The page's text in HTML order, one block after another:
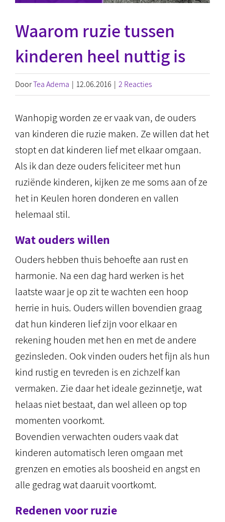
Waarom ruzie tussen
kinderen heel nuttig is
DoorTea Adema | 12.06.2016 | 2 Reacties
Wanhopig worden ze er vaak van, de ouders
van kinderen die ruzie maken. Ze willen dat het
stopt en dat kinderen lief met elkaar omgaan.
Als ik dan deze ouders feliciteer met hun
ruziënde kinderen, kijken ze me soms aan of ze
het in Keulen horen donderen en vallen
helemaal stil.
Wat ouders willen
Ouders hebben thuis behoefte aan rust en
harmonie. Na een dag hard werken is het
laatste waar je op zit te wachten een hoop
herrie in huis. Ouders willen bovendien graag
dat hun kinderen lief zijn voor elkaar en
rekening houden met hen en met de andere
gezinsleden. Ook vinden ouders het fijn als hun
kind rustig en tevreden is en zichzelf kan
vermaken. Zie daar het ideale gezinnetje, wat
helaas niet bestaat, dan wel alleen op top
momenten voorkomt.
Bovendien verwachten ouders vaak dat
kinderen automatisch leren omgaan met
grenzen en emoties als boosheid en angst en
alle gedrag wat daaruit voortkomt.
Redenen voor ruzie